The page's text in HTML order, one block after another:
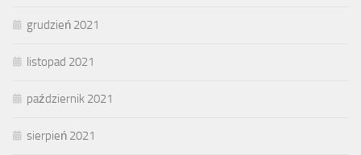
grudzień 2021
listopad 2021
październik 2021
sierpień 2021